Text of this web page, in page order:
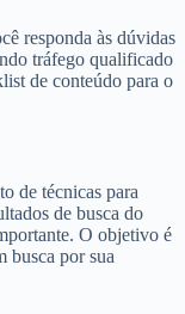
responda às dúvidas
tráfego qualificado
de conteúdo para o
de técnicas para
de busca do
O objetivo é
busca por sua